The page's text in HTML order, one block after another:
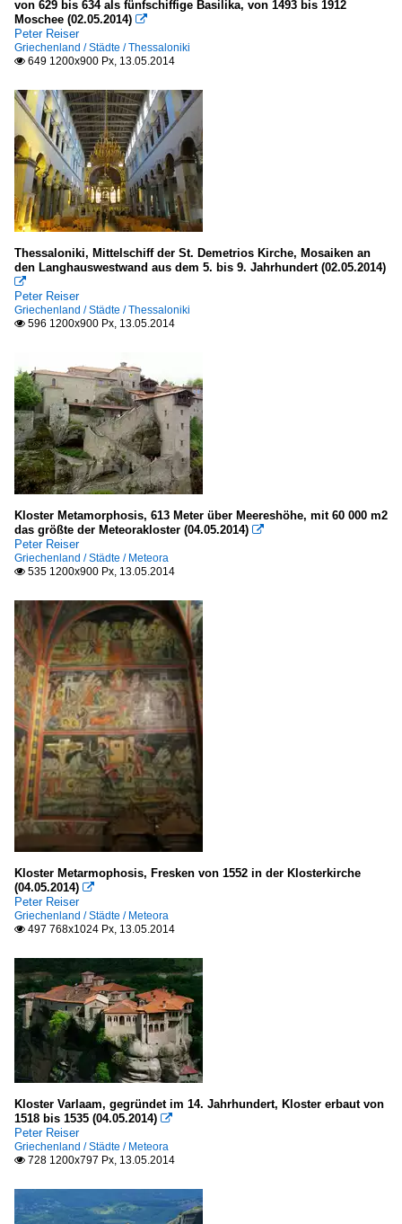
von 629 bis 634 als fünfschiffige Basilika, von 1493 bis 1912
Moschee (02.05.2014) 
Peter Reiser
Griechenland / Städte / Thessaloniki
 649 1200x900 Px, 13.05.2014
Thessaloniki, Mittelschiff der St. Demetrios Kirche, Mosaiken an
den Langhauswestwand aus dem 5. bis 9. Jahrhundert (02.05.2014)

Peter Reiser
Griechenland / Städte / Thessaloniki
 596 1200x900 Px, 13.05.2014
Kloster Metamorphosis, 613 Meter über Meereshöhe, mit 60 000 m2
das größte der Meteorakloster (04.05.2014) 
Peter Reiser
Griechenland / Städte / Meteora
 535 1200x900 Px, 13.05.2014
Kloster Metarmophosis, Fresken von 1552 in der Klosterkirche
(04.05.2014) 
Peter Reiser
Griechenland / Städte / Meteora
 497 768x1024 Px, 13.05.2014
Kloster Varlaam, gegründet im 14. Jahrhundert, Kloster erbaut von
1518 bis 1535 (04.05.2014) 
Peter Reiser
Griechenland / Städte / Meteora
 728 1200x797 Px, 13.05.2014